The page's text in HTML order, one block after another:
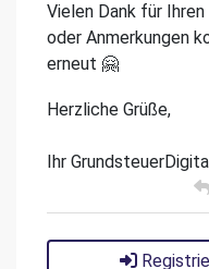
Vielen Dank für
oder Anmerkungen
erneut 🤗
Herzliche Grüße,
Ihr